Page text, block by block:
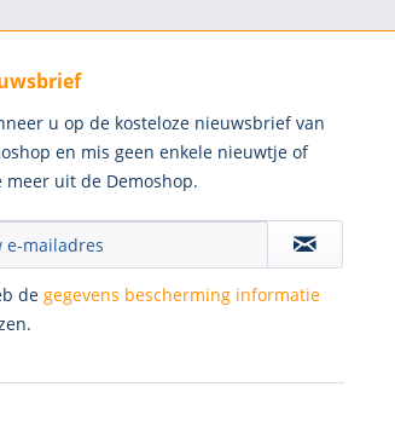
u op de kosteloze nieuwsbrief van
en mis geen enkele nieuwtje of
meer uit de Demoshop.
de gegevens bescherming informatie